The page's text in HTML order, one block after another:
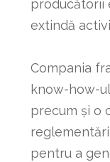
producătorii
extindă
Compania
know-how-
precum și o
pentru a